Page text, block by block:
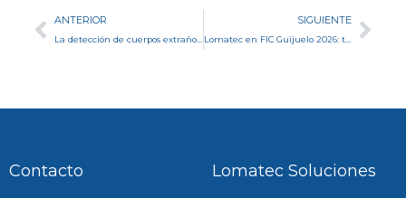
Ant
ANTERIOR SIGUIENTE
Lomatec en FIC Guijuelo 2026: tecnología al servicio de la seguridad alimentaria
Contacto Lomatec Soluciones